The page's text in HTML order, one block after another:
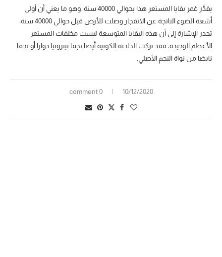
يقدَّر عُمر بقايا المستعر هذا بحوالي 40000 سنة، وهو ما يعني أن أولى
أشعة الضوء الناتجة عن الانفجار وصلت للأرض قبل حوالي 40000 سنة،
تجدر الإشارة إلى أن هذه البقايا المتوسعة ليست مخلفات المستعر
الأعظم الوحيدة، فقد تركت الحادثة الكونية أيضا نجما نيترونيا دوارا أو نجما
نابضا من نواة النجم الأصلي.
10/12/2020
0 comment